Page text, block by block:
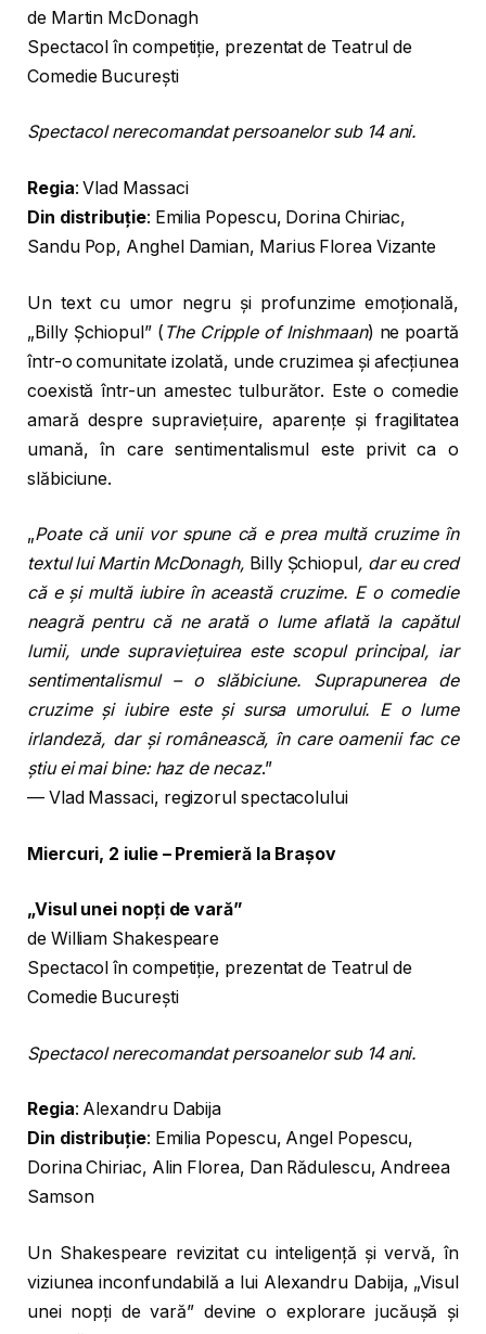
de Martin McDonagh
Spectacol în competiție, prezentat de Teatrul de
Comedie București
Spectacol nerecomandat persoanelor sub 14 ani.
Regia: Vlad Massaci
Din distribuție: Emilia Popescu, Dorina Chiriac,
Sandu Pop, Anghel Damian, Marius Florea Vizante
Un text cu umor negru și profunzime emoțională,
„Billy Șchiopul” ( The Cripple of Inishmaan) ne poartă
într-o comunitate izolată, unde cruzimea și afecțiunea
coexistă într-un amestec tulburător. Este o comedie
amară despre supraviețuire, aparențe și fragilitatea
umană, în care sentimentalismul este privit ca o
slăbiciune.
„Poate că unii vor spune că e prea multă cruzime în
textul lui Martin McDonagh, Billy Șchiopul, dar eu cred
că e și multă iubire în această cruzime. E o comedie
neagră pentru că ne arată o lume aflată la capătul
lumii, unde supraviețuirea este scopul principal, iar
sentimentalismul – o slăbiciune. Suprapunerea de
cruzime și iubire este și sursa umorului. E o lume
irlandeză, dar și românească, în care oamenii fac ce
știu ei mai bine: haz de necaz.”
— Vlad Massaci, regizorul spectacolului
Miercuri, 2 iulie – Premieră la Brașov
„Visul unei nopți de vară”
de William Shakespeare
Spectacol în competiție, prezentat de Teatrul de
Comedie București
Spectacol nerecomandat persoanelor sub 14 ani.
Regia: Alexandru Dabija
Din distribuție: Emilia Popescu, Angel Popescu,
Dorina Chiriac, Alin Florea, Dan Rădulescu, Andreea
Samson
Un Shakespeare revizitat cu inteligență și vervă, în
viziunea inconfundabilă a lui Alexandru Dabija, „Visul
unei nopți de vară” devine o explorare jucăușă și